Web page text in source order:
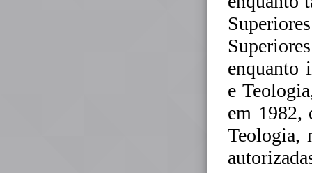
enquanto
e
em 1982,
Teologia,